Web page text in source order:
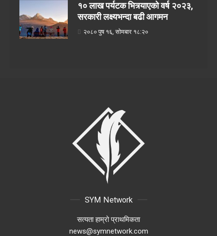
१० लाख पर्यटक भित्र्याएको वर्ष २०२३,
सरकारी लक्ष्यभन्दा बढी आगमन
२०८० पुष १६, सोमबार १८:२०
SYM Network
सत्यता हाम्रो प्राथमिकता
news@symnetwork.com